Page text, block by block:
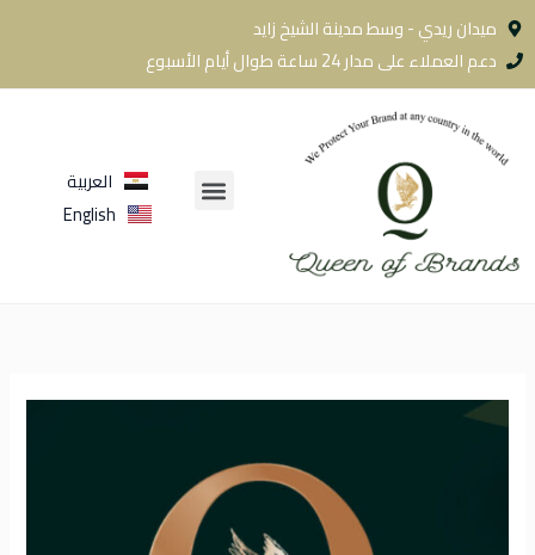
تخطي
إلى
المحتوى
ميدان ريدي - وسط مدينة الشيخ زايد
دعم العملاء على مدار 24 ساعة طوال أيام الأسبوع
Menu
العربية
English